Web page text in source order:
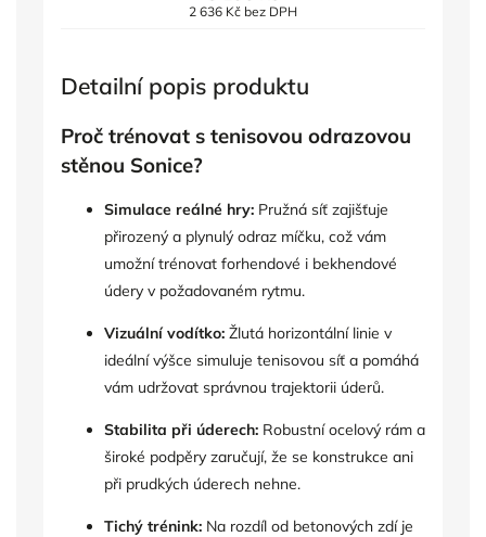
2 636 Kč bez DPH
Detailní popis produktu
Proč trénovat s tenisovou odrazovou
stěnou Sonice?
Simulace reálné hry: Pružná síť zajišťuje
přirozený a plynulý odraz míčku, což vám
umožní trénovat forhendové i bekhendové
údery v požadovaném rytmu.
Vizuální vodítko: Žlutá horizontální linie v
ideální výšce simuluje tenisovou síť a pomáhá
vám udržovat správnou trajektorii úderů.
Stabilita při úderech: Robustní ocelový rám a
široké podpěry zaručují, že se konstrukce ani
při prudkých úderech nehne.
Tichý trénink: Na rozdíl od betonových zdí je